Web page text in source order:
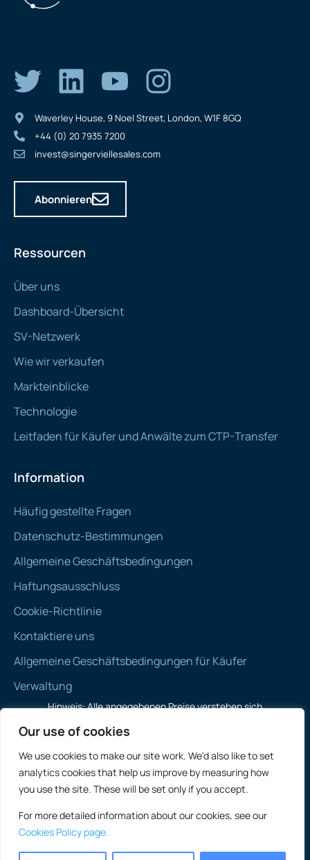
Our use of cookies
We use cookies to make our site work. We'd also like to set
analytics cookies that help us improve by measuring how
you use the site. These will be set only if you accept.
For more detailed information about our cookies, see our
Cookies Policy page.
Ressourcen
Über uns
Dashboard-Übersicht
SV-Netzwerk
Wie wir verkaufen
Markteinblicke
Technologie
Leitfaden für Käufer und Anwälte zum CTP-Transfer
Information
Häufig gestellte Fragen
Datenschutz-Bestimmungen
Allgemeine Geschäftsbedingungen
Haftungsausschluss
Cookie-Richtlinie
Kontaktiere uns
Allgemeine Geschäftsbedingungen für Käufer
Verwaltung
Waverley House, 9 Noel Street, London, W1F 8GQ
+44 (0) 20 7935 7200
invest@singerviellesales.com
Abonnieren
Hinweis: Alle angegebenen Preise verstehen sich
vertragsgemäß und exklusive Mehrwertsteuer
Internationaler gewerblicher Immobilienverkauf:
England und
Schottland